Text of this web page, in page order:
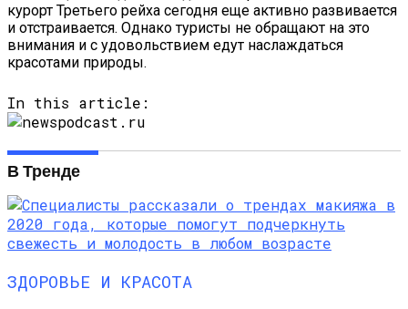
курорт Третьего рейха сегодня еще активно развивается
и отстраивается. Однако туристы не обращают на это
внимания и с удовольствием едут наслаждаться
красотами природы.
In this article:
В Тренде
ЗДОРОВЬЕ И КРАСОТА